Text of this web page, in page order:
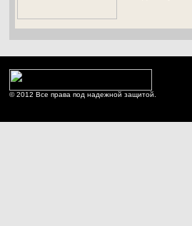
© 2012 Все права под надежной защитой.